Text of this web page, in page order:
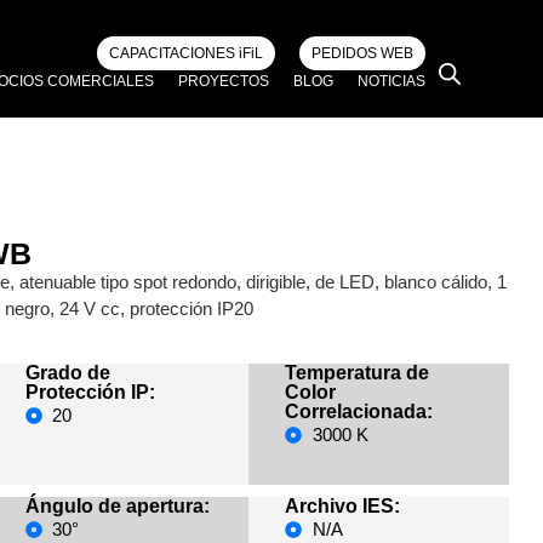
CAPACITACIONES iFiL
PEDIDOS WEB
COMERCIALES PROYECTOS BLOG NOTICIAS
atenuable tipo spot redondo, dirigible, de LED, blanco cálido, 1
24 V cc, protección IP20
Grado de
Protección IP:
20
Temperatura de
Color
Correlacionada:
3000 K
Ángulo de apertura:
30°
Archivo IES:
N/A